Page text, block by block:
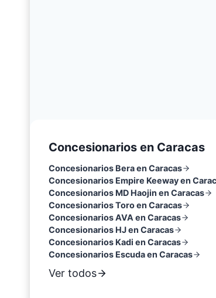
Concesionarios en Caracas
Concesionarios Bera en Caracas
Concesionarios Empire Keeway en
Concesionarios MD Haojin en Caracas
Concesionarios Toro en Caracas
Concesionarios AVA en Caracas
Concesionarios HJ en Caracas
Concesionarios Kadi en Caracas
Concesionarios Escuda en Caracas
Ver todos